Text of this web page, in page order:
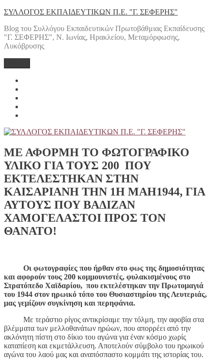
Μετάβαση
περιεχόμενο
ΣΥΛΛΟΓΟΣ ΕΚΠΑΙΔΕΥΤΙΚΩΝ Π.Ε. "Γ. ΣΕΦΕΡΗΣ"
Blog του Συλλόγου Εκπαιδευτικών Πρωτοβάθμιας Εκπαίδευσης
"Γ. ΣΕΦΕΡΗΣ", Ν. Ιωνίας, Ηρακλείου, Μεταμόρφωσης,
Λυκόβρυσης
ΜΕ ΑΦΟΡΜΗ ΤΟ ΦΩΤΟΓΡΑΦΙΚΟ
ΥΛΙΚΟ ΓΙΑ ΤΟΥΣ 200 ΠΟΥ
ΕΚΤΕΛΕΣΤΗΚΑΝ ΣΤΗΝ
ΚΑΙΣΑΡΙΑΝΗ ΤΗΝ 1Η ΜΑΗ1944, ΓΙΑ
ΑΥΤΟΥΣ ΠΟΥ ΒΑΔΙΖΑΝ
ΧΑΜΟΓΕΛΑΣΤΟΙ ΠΡΟΣ ΤΟΝ
ΘΑΝΑΤΟ!
Οι φωτογραφίες που ήρθαν στο φως της δημοσιότητας
και αφορούν τους 200 κομμουνιστές, φυλακισμένους στο
Στρατόπεδο Χαϊδαρίου, που εκτελέστηκαν την Πρωτομαγιά
του 1944 στον ηρωικό τόπο του Θυσιαστηρίου της Λευτεριάς,
μας γεμίζουν συγκίνηση και περηφάνια.
Με τεράστιο ρίγος αντικρίσαμε την τόλμη, την αφοβία στα
βλέμματα των μελλοθανάτων ηρώων, που απορρέει από την
ακλόνητη πίστη στο δίκιο του αγώνα για έναν κόσμο χωρίς
καταπίεση και εκμετάλλευση. Αποτελούν σύμβολο του ηρωικού
αγώνα του λαού μας και αναπόσπαστο κομμάτι της ιστορίας του.